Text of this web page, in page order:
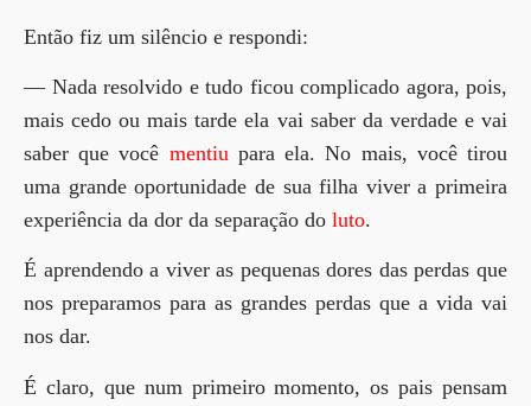
Então fiz um silêncio e respondi:
— Nada resolvido e tudo ficou complicado agora, pois,
mais cedo ou mais tarde ela vai saber da verdade e vai
saber que você mentiu para ela. No mais, você tirou
uma grande oportunidade de sua filha viver a primeira
experiência da dor da separação do luto.
É aprendendo a viver as pequenas dores das perdas que
nos preparamos para as grandes perdas que a vida vai
nos dar.
É claro, que num primeiro momento, os pais pensam